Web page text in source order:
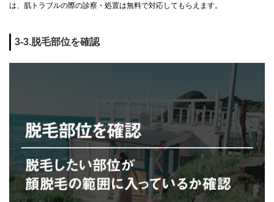
は、肌トラブルの際の診察・処置は無料で対応してもらえます。
3-3.脱毛部位を確認